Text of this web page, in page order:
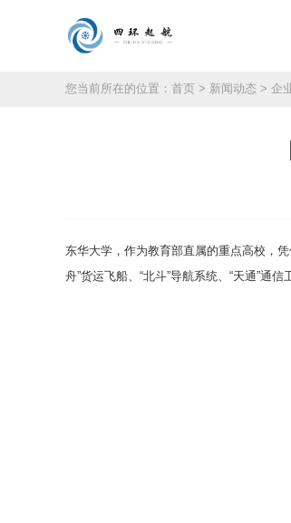
您当前所在的位置： 首页 > 新闻动态 > 企
东华大学，作为教育部直属的重点高校，
舟”货运飞船、“北斗”导航系统、“天通”通